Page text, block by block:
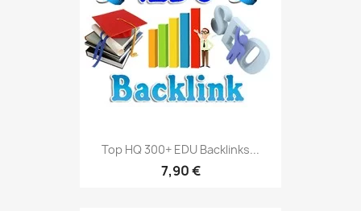
Top HQ 300+ EDU Backlinks...
7,90 €